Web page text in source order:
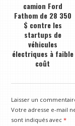
camion Ford
Fathom de 28 350
$ contre les
startups de
véhicules
électriques à faible
coût
Laisser un
Votre adresse e-mail
sont indiqués avec*